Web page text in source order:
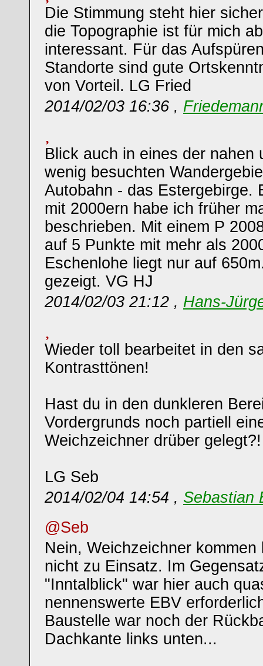
Die Stimmung steht hier
die Topographie ist für mich
interessant. Für das
Standorte sind gute
von Vorteil. LG Fried
2014/02/03 16:36 ,
Blick auch in eines der nahen
wenig besuchten
Autobahn - das Estergebirge.
mit 2000ern habe ich früher
beschrieben. Mit einem P
auf 5 Punkte mit mehr als
Eschenlohe liegt nur auf
gezeigt. VG HJ
2014/02/03 21:12 , Hans-
Wieder toll bearbeitet in den
Kontrasttönen!
Hast du in den dunkleren
Vordergrunds noch partiell
Weichzeichner drüber gelegt?!
LG Seb
2014/02/04 14:54 , Sebastian
@Seb
Nein, Weichzeichner kommen
nicht zu Einsatz. Im
"Inntalblick" war hier auch
nennenswerte EBV
Baustelle war noch der
Dachkante links unten...